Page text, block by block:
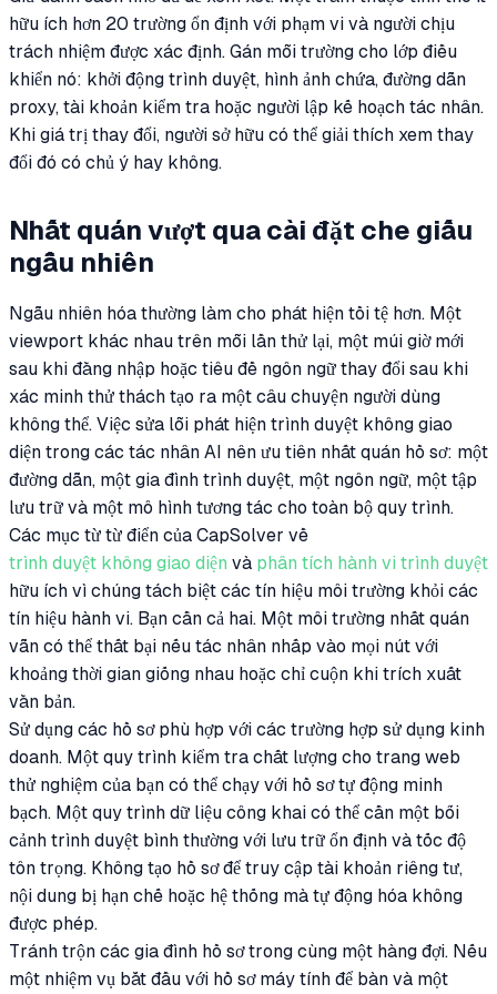
hữu ích hơn 20 trường ổn định với phạm vi và người chịu
trách nhiệm được xác định. Gán mỗi trường cho lớp điều
khiển nó: khởi động trình duyệt, hình ảnh chứa, đường dẫn
proxy, tài khoản kiểm tra hoặc người lập kế hoạch tác nhân.
Khi giá trị thay đổi, người sở hữu có thể giải thích xem thay
đổi đó có chủ ý hay không.
Nhất quán vượt qua cài đặt che giấu
ngẫu nhiên
Ngẫu nhiên hóa thường làm cho phát hiện tồi tệ hơn. Một
viewport khác nhau trên mỗi lần thử lại, một múi giờ mới
sau khi đăng nhập hoặc tiêu đề ngôn ngữ thay đổi sau khi
xác minh thử thách tạo ra một câu chuyện người dùng
không thể. Việc sửa lỗi phát hiện trình duyệt không giao
diện trong các tác nhân AI nên ưu tiên nhất quán hồ sơ: một
đường dẫn, một gia đình trình duyệt, một ngôn ngữ, một tập
lưu trữ và một mô hình tương tác cho toàn bộ quy trình.
Các mục từ từ điển của CapSolver về
trình duyệt không giao diện và phân tích hành vi trình duyệt
hữu ích vì chúng tách biệt các tín hiệu môi trường khỏi các
tín hiệu hành vi. Bạn cần cả hai. Một môi trường nhất quán
vẫn có thể thất bại nếu tác nhân nhấp vào mọi nút với
khoảng thời gian giống nhau hoặc chỉ cuộn khi trích xuất
văn bản.
Sử dụng các hồ sơ phù hợp với các trường hợp sử dụng kinh
doanh. Một quy trình kiểm tra chất lượng cho trang web
thử nghiệm của bạn có thể chạy với hồ sơ tự động minh
bạch. Một quy trình dữ liệu công khai có thể cần một bối
cảnh trình duyệt bình thường với lưu trữ ổn định và tốc độ
tôn trọng. Không tạo hồ sơ để truy cập tài khoản riêng tư,
nội dung bị hạn chế hoặc hệ thống mà tự động hóa không
được phép.
Tránh trộn các gia đình hồ sơ trong cùng một hàng đợi. Nếu
một nhiệm vụ bắt đầu với hồ sơ máy tính để bàn và một